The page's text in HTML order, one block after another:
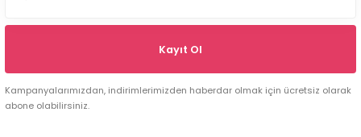
Kayıt Ol
Kampanyalarımızdan, indirimlerimizden haberdar olmak için ücretsiz olarak
abone olabilirsiniz.